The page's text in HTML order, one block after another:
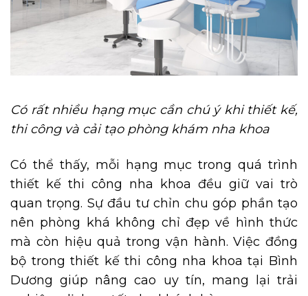
Có rất nhiều hạng mục cần chú ý khi thiết kế,
thi công và cải tạo phòng khám nha khoa
Có thể thấy, mỗi hạng mục trong quá trình
thiết kế thi công nha khoa đều giữ vai trò
quan trọng. Sự đầu tư chỉn chu góp phần tạo
nên phòng khá không chỉ đẹp về hình thức
mà còn hiệu quả trong vận hành. Việc đồng
bộ trong thiết kế thi công nha khoa tại Bình
Dương giúp nâng cao uy tín, mang lại trải